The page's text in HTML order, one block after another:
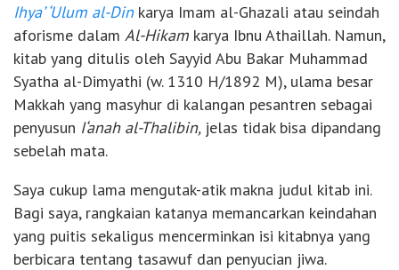
Ihya’ ‘Ulum al-Dinkarya Imam al-Ghazali atau seindah
aforisme dalam Al-Hikam karya Ibnu Athaillah. Namun,
kitab yang ditulis oleh Sayyid Abu Bakar Muhammad
Syatha al-Dimyathi (w. 1310 H/1892 M), ulama besar
Makkah yang masyhur di kalangan pesantren sebagai
penyusun I‘anah al-Thalibin, jelas tidak bisa dipandang
sebelah mata.
Saya cukup lama mengutak-atik makna judul kitab ini.
Bagi saya, rangkaian katanya memancarkan keindahan
yang puitis sekaligus mencerminkan isi kitabnya yang
berbicara tentang tasawuf dan penyucian jiwa.